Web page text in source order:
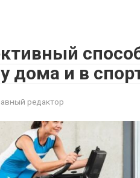
дома и в
редактор